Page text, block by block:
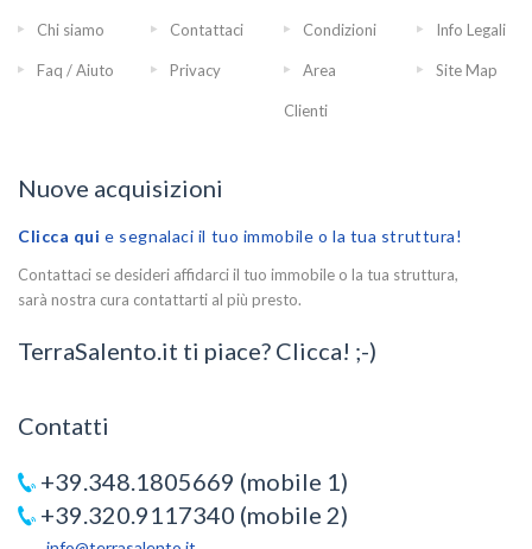
Chi siamo Contattaci Condizioni Info Legali
Faq / Aiuto Privacy Area
Clienti
Site Map
Nuove acquisizioni
Clicca qui e segnalaci il tuo immobile o la tua struttura!
Contattaci se desideri affidarci il tuo immobile o la tua struttura,
sarà nostra cura contattarti al più presto.
TerraSalento.it ti piace? Clicca! ;-)
Contatti
+39.348.1805669 (mobile 1)
+39.320.9117340 (mobile 2)